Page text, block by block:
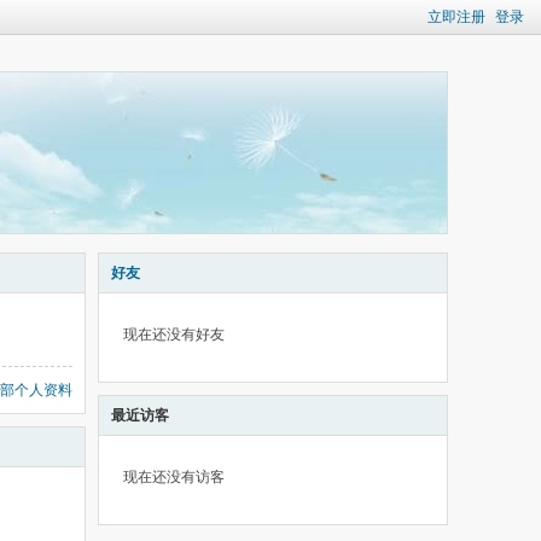
立即注册 登录
个人资料
好友
现在还没有好友
最近访客
现在还没有访客